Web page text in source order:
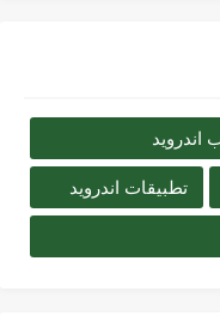
اندرويد
تطبيقات اندرويد